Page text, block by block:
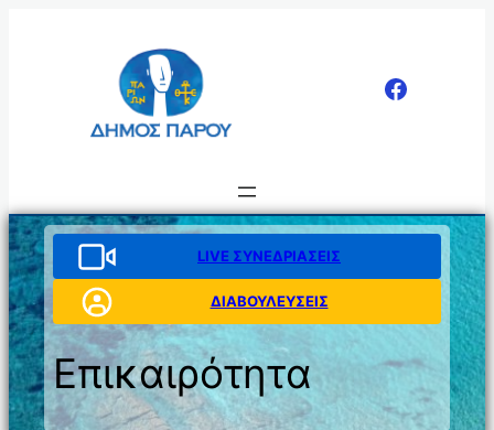
LIVE ΣΥΝΕΔΡΙΑΣΕΙΣ
ΔΙΑΒΟΥΛΕΥΣΕΙΣ
Επικαιρότητα